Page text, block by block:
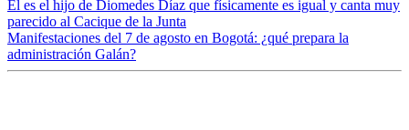
Él es el hijo de Diomedes Díaz que físicamente es igual y canta muy
parecido al Cacique de la Junta
Manifestaciones del 7 de agosto en Bogotá: ¿qué prepara la
administración Galán?